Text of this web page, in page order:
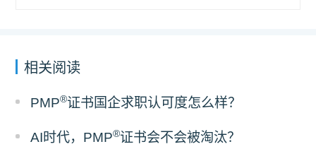
相关阅读
PMP®证书国企求职认可度怎么样？
AI时代，PMP®证书会不会被淘汰？